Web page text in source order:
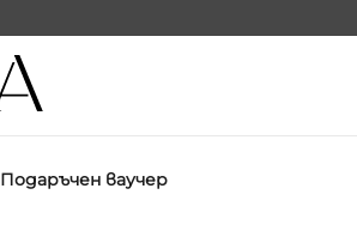
Подаръчен ваучер